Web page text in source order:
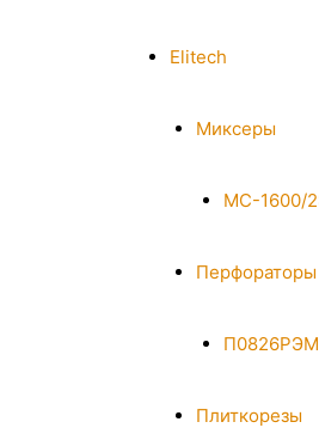
Elitech
Миксеры
МС-1600/
Перфораторы
П0826РЭМ
Плиткорезы